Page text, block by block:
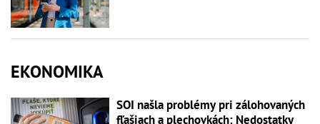
EKONOMIKA
SOI našla problémy pri zálohovaných
fľašiach a plechovkách: Nedostatky